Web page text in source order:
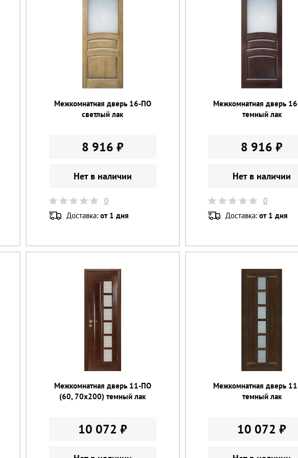
Межкомнатная дверь 16-ПО
светлый лак
8 916 ₽
Нет в наличии
0
Доставка: от 1 дня
Межкомнатная дверь
темный лак
8 916 ₽
Нет в наличии
0
Доставка:от 1 дня
Межкомнатная дверь 11-ПО
(60, 70x200) темный лак
10 072 ₽
Межкомнатная дверь
темный лак
10 072 ₽